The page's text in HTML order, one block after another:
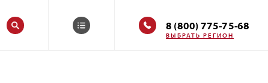
8 (800) 775-75-68
ВЫБРАТЬ РЕГИОН